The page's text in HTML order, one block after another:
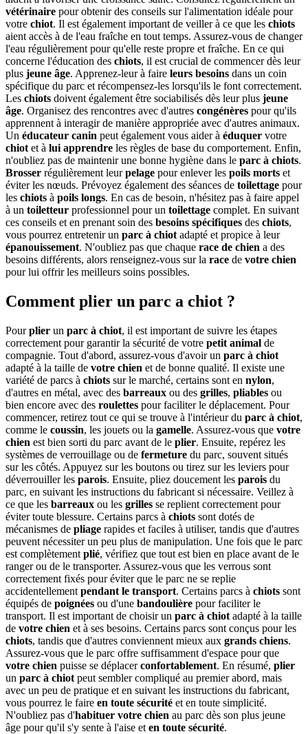
vétérinaire pour obtenir des conseils sur l'alimentation idéale pour
votre chiot. Il est également important de veiller à ce que les chiots
aient accès à de l'eau fraîche en tout temps. Assurez-vous de changer
l'eau régulièrement pour qu'elle reste propre et fraîche. En ce qui
concerne l'éducation des chiots, il est crucial de commencer dès leur
plus jeune âge. Apprenez-leur à faire leurs besoins dans un coin
spécifique du parc et récompensez-les lorsqu'ils le font correctement.
Les chiots doivent également être sociabilisés dès leur plus jeune
âge. Organisez des rencontres avec d'autres congénères pour qu'ils
apprennent à interagir de manière appropriée avec d'autres animaux.
Un éducateur canin peut également vous aider à éduquer votre
chiot et à lui apprendre les règles de base du comportement. Enfin,
n'oubliez pas de maintenir une bonne hygiène dans le parc à chiots.
Brosser régulièrement leurpelage pour enlever les poils morts et
éviter les nœuds. Prévoyez également des séances de toilettage pour
les chiots à poils longs. En cas de besoin, n'hésitez pas à faire appel
à un toiletteur professionnel pour un toilettage complet. En suivant
ces conseils et en prenant soin des besoins spécifiques des chiots,
vous pourrez entretenir un parc à chiot adapté et propice à leur
épanouissement. N'oubliez pas que chaque race de chien a des
besoins différents, alors renseignez-vous sur la race de votre chien
pour lui offrir les meilleurs soins possibles.
Comment plier un parc a chiot ?
Pourplier un parc à chiot, il est important de suivre les étapes
correctement pour garantir la sécurité de votre petit animal de
compagnie. Tout d'abord, assurez-vous d'avoir un parc à chiot
adapté à la taille de votre chien et de bonne qualité. Il existe une
variété de parcs à chiots sur le marché, certains sont en nylon,
d'autres en métal, avec des barreaux ou des grilles, pliables ou
bien encore avec des roulettes pour faciliter le déplacement. Pour
commencer, retirez tout ce qui se trouve à l'intérieur du parc à chiot,
comme le coussin, les jouets ou la gamelle. Assurez-vous que votre
chien est bien sorti du parc avant de le plier. Ensuite, repérez les
systèmes de verrouillage ou de fermeture du parc, souvent situés
sur les côtés. Appuyez sur les boutons ou tirez sur les leviers pour
déverrouiller les parois. Ensuite, pliez doucement les parois du
parc, en suivant les instructions du fabricant si nécessaire. Veillez à
ce que les barreaux ou les grilles se replient correctement pour
éviter toute blessure. Certains parcs à chiots sont dotés de
mécanismes de pliage rapides et faciles à utiliser, tandis que d'autres
peuvent nécessiter un peu plus de manipulation. Une fois que le parc
est complètement plié, vérifiez que tout est bien en place avant de le
ranger ou de le transporter. Assurez-vous que les verrous sont
correctement fixés pour éviter que le parc ne se replie
accidentellement pendant le transport. Certains parcs à chiots sont
équipés de poignées ou d'une bandoulière pour faciliter le
transport. Il est important de choisir un parc à chiot adapté à la taille
de votre chien et à ses besoins. Certains parcs sont conçus pour les
chiots, tandis que d'autres conviennent mieux aux grands chiens.
Assurez-vous que le parc offre suffisamment d'espace pour que
votre chien puisse se déplacerconfortablement. En résumé, plier
un parc à chiot peut sembler compliqué au premier abord, mais
avec un peu de pratique et en suivant les instructions du fabricant,
vous pourrez le faire en toute sécurité et en toute simplicité.
N'oubliez pas d'habituer votre chien au parc dès son plus jeune
âge pour qu'il s'y sente à l'aise et en toute sécurité.